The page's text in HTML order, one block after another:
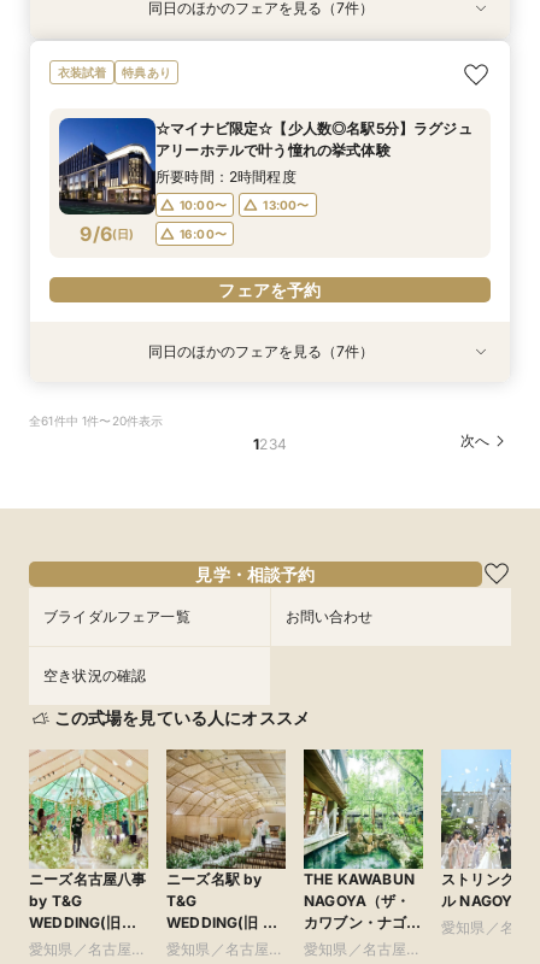
特典あり
9/5 土)
【マイナビ限定】【パパママ応援！】マタニティ
婚＆パパ・ママ婚相談会
13:05〜 16:00〜
フェアを予約
特典あり
9/5 土)
【マイナビ限定】【挙式＋少人数会食検討の方必
見！】アットホームパーティ
13:00〜 16:00〜
フェアを予約
特典あり
9/5 土)
【マイナビ限定】【3カ月以内で叶える高コスパ
挙式】温もりチャペル×選べる会場
13:00〜 16:00〜
フェアを予約
特典あり
9/5 土)
【マイナビ限定】先輩花嫁大絶賛♪☆リゾート挙
式後の帰国後パーティ－相談会☆
13:00〜 16:00〜
フェアを予約
特典あり
9/5 土)
【マイナビ限定】衣装サロン見学付き相談会♪ブ
ランドドレスも！【衣装特典も】
13:00〜 16:00〜
フェアを予約
衣装試着 特典あり
9/5 土)
◇豪華特典×2万円試食◇【10名46万円～】ラグ
ジュアリーホテルで叶う家族挙式
9:00〜
フェアを予約
特典あり
9/5 土)
【マイナビ限定】来館で10,000円・さらにご成
約で10,000円の電子マネープレゼントキャン
ル】はじめて相談会【1日で完結】
所要時間：3時間程度
フェアを予約
同日のほかのフェアを見る（7件）
衣装試着 特典あり
9/6(日)
☆マイナビ限定☆【少人数◎名駅5分】ラグジュ
アリーホテルで叶う憧れの挙式体験
所要時間：2時間程度
10:00〜
13:00〜
16:00〜
フェアを予約
特典あり
9/6
婚＆パパ・ママ婚相談会
フェアを予約
特典あり
9/6
見！】アットホームパーティ
フェアを予約
特典あり
9/6
挙式】温もりチャペル×選べる会場
フェアを予約
特典あり
9/6
式後の帰国後パーティ－相談会☆
フェアを予約
特典あり
9/6
ランドドレスも！【衣装特典も】
フェアを予約
衣装試着 特典あり
9/6
ジュアリーホテルで叶う家族挙式
フェアを予約
特典あり
9/6
約で10,000円の電子マネープレゼントキャン
ペーン実施中！【家族挙式×有名ブランドホテ
13:00〜 16:00〜
フェアを予約
同日のほかのフェアを見る（7件）
全61件中 1件〜20件表示
1234 次へ
見学・相談予約
ブライダルフェア一覧 お問い合わせ
空き状況の確認
この式場を見ている人にオススメ
ニーズ名古屋八事
by T&G
WEDDING(旧
アーヴェリール迎
愛知県／名古屋
ニーズ名駅 by
T&G
WEDDING(旧 イ
ンフィニート 名
愛知県／名古屋
THE KAWABUN
NAGOYA（ザ・
カワブン・ナゴ
ヤ） ●Plan・
愛知県／名古屋
ストリングス
ル NAGOYA
愛知県／名古